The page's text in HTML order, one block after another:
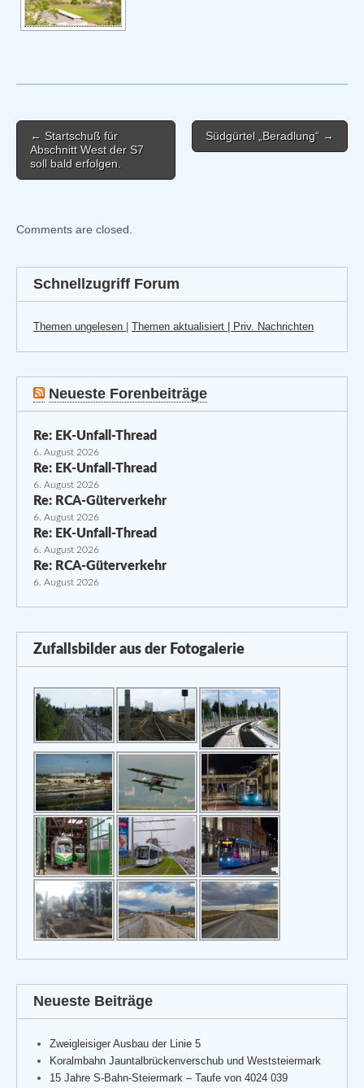
Post
navigation
← Startschuß für
Abschnitt West der S7
soll bald erfolgen.
Südgürtel „Beradlung“ →
Comments are closed.
Schnellzugriff Forum
Themen ungelesen Themen aktualisiert | Priv. Nachrichten
Neueste Forenbeiträge
Re: EK-Unfall-Thread
6. August 2026
Re: EK-Unfall-Thread
6. August 2026
Re: RCA-Güterverkehr
6. August 2026
Re: EK-Unfall-Thread
6. August 2026
Re: RCA-Güterverkehr
6. August 2026
Zufallsbilder aus der Fotogalerie
Neueste Beiträge
Zweigleisiger Ausbau der Linie 5
Koralmbahn Jauntalbrückenverschub und Weststeiermark
15 Jahre S-Bahn-Steiermark – Taufe von 4024 039